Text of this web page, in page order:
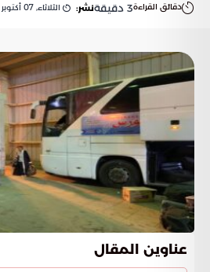
دقائق القراءة3 دقيقةنشر: الثلاثاء, 07 أكتوبر 2025
عناوين المقال